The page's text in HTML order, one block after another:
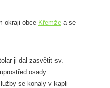
okraji obce Křemže a se
ji dal zasvětit sv.
osady
se konaly v kapli